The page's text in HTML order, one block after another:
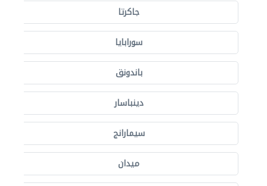
جاكرتا
سورابايا
باندونق
دينباسار
سيمارانج
ميدان